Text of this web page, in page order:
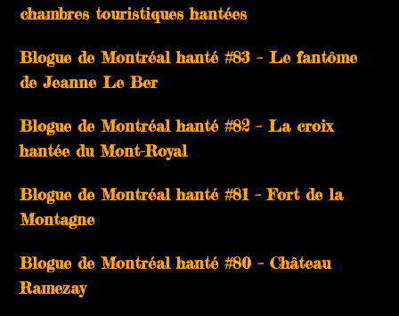
chambres touristiques hantées
Blogue de Montréal hanté #83 – Le fantôme
de Jeanne Le Ber
Blogue de Montréal hanté #82 – La croix
hantée du Mont-Royal
Blogue de Montréal hanté #81 – Fort de la
Montagne
Blogue de Montréal hanté #80 – Château
Ramezay